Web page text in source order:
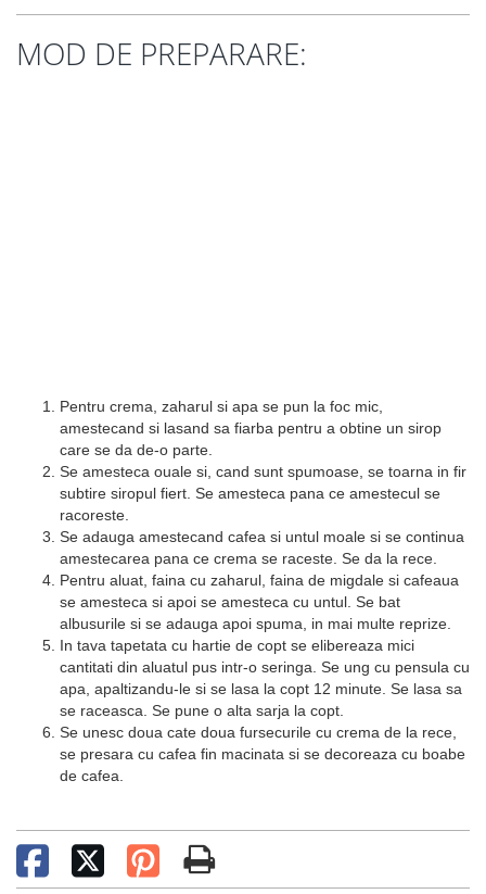
MOD DE PREPARARE:
Pentru crema, zaharul si apa se pun la foc mic,
amestecand si lasand sa fiarba pentru a obtine un sirop
care se da de-o parte.
Se amesteca ouale si, cand sunt spumoase, se toarna in fir
subtire siropul fiert. Se amesteca pana ce amestecul se
racoreste.
Se adauga amestecand cafea si untul moale si se continua
amestecarea pana ce crema se raceste. Se da la rece.
Pentru aluat, faina cu zaharul, faina de migdale si cafeaua
se amesteca si apoi se amesteca cu untul. Se bat
albusurile si se adauga apoi spuma, in mai multe reprize.
In tava tapetata cu hartie de copt se elibereaza mici
cantitati din aluatul pus intr-o seringa. Se ung cu pensula cu
apa, apaltizandu-le si se lasa la copt 12 minute. Se lasa sa
se raceasca. Se pune o alta sarja la copt.
Se unesc doua cate doua fursecurile cu crema de la rece,
se presara cu cafea fin macinata si se decoreaza cu boabe
de cafea.